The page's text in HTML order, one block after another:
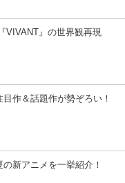
VIVANT』の世界観再現
作＆話題作が勢ぞろい！
の新アニメを一挙紹介！